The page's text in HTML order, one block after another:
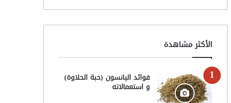
الأكثر مشاهدة
فوائد اليانسون (حبة الحلاوة)
و استعمالاته